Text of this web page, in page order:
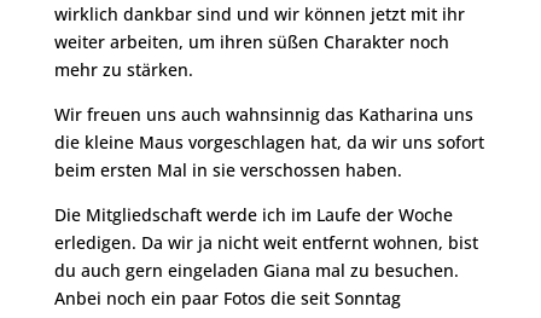
wirklich dankbar sind und wir können jetzt mit ihr
weiter arbeiten, um ihren süßen Charakter noch
mehr zu stärken.
Wir freuen uns auch wahnsinnig das Katharina uns
die kleine Maus vorgeschlagen hat, da wir uns sofort
beim ersten Mal in sie verschossen haben.
Die Mitgliedschaft werde ich im Laufe der Woche
erledigen. Da wir ja nicht weit entfernt wohnen, bist
du auch gern eingeladen Giana mal zu besuchen.
Anbei noch ein paar Fotos die seit Sonntag